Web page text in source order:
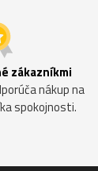
zákazníkmi
nákup na
spokojnosti.